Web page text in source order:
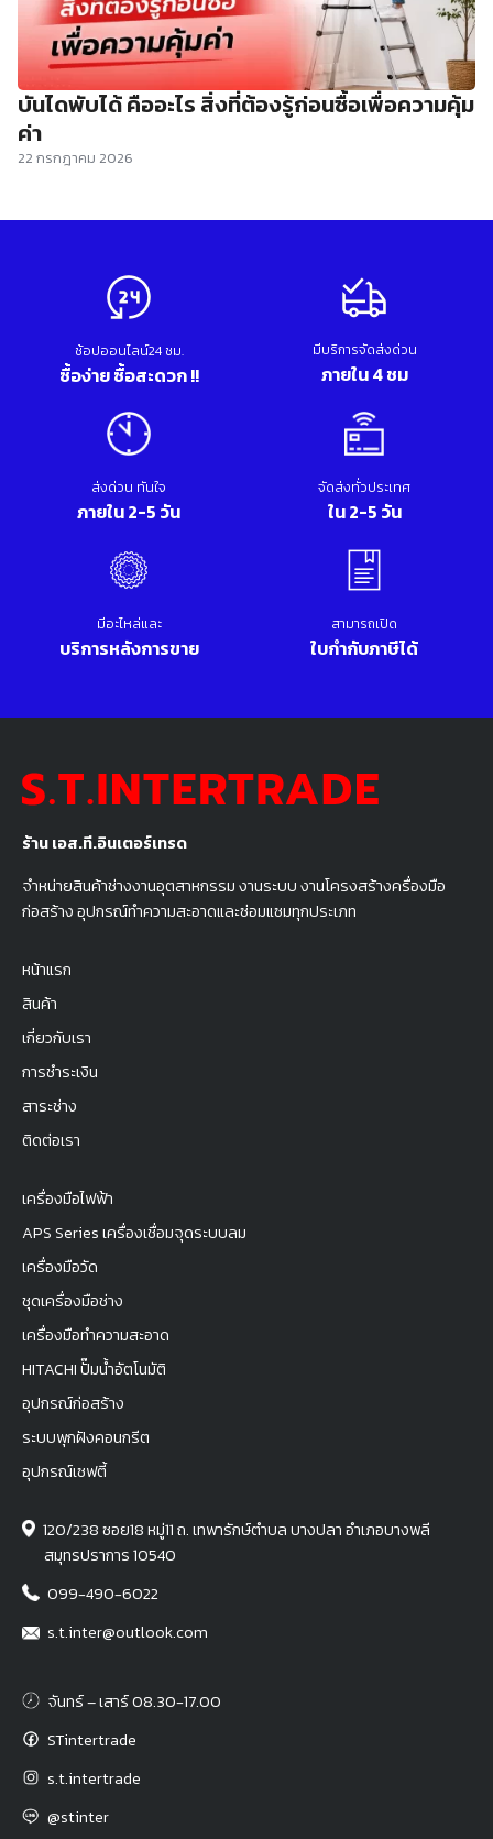
บันไดพับได้ คืออะไร สิ่งที่ต้องรู้ก่อนซื้อเพื่อความคุ้ม
ค่า
22 กรกฎาคม 2026
ร้าน เอส.ที.อินเตอร์เทรด
จำหน่ายสินค้าช่างงานอุตสาหกรรม งานระบบ งานโครงสร้างครื่องมือ
ก่อสร้าง อุปกรณ์ทำความสะอาดและซ่อมแซมทุกประเภท
หน้าแรก
สินค้า
เกี่ยวกับเรา
การชำระเงิน
สาระช่าง
ติดต่อเรา
เครื่องมือไฟฟ้า
APS Series เครื่องเชื่อมจุดระบบลม
เครื่องมือวัด
ชุดเครื่องมือช่าง
เครื่องมือทำความสะอาด
HITACHI ปั๊มน้ำอัตโนมัติ
อุปกรณ์ก่อสร้าง
ระบบพุกฝังคอนกรีต
อุปกรณ์เซฟตี้
120/238 ซอย18 หมู่11 ถ. เทพารักษ์ตำบล บางปลา อำเภอบางพลี
สมุทรปราการ 10540
099-490-6022
s.t.inter@outlook.com
จันทร์ – เสาร์ 08.30-17.00
STintertrade
s.t.intertrade
@stinter
ช้อปออนไลน์24 ชม.
ซื้อง่าย ซื้อสะดวก !!
มีบริการจัดส่งด่วน
ภายใน 4 ชม
ส่งด่วน ทันใจ
ภายใน 2-5 วัน
จัดส่งทั่วประเทศ
ใน 2-5 วัน
มีอะไหล่และ
บริการหลังการขาย
สามารถเปิด
ใบกำกับภาษีได้